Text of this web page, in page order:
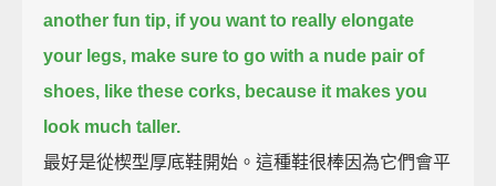
another fun tip, if you want to really elongate
your legs, make sure to go with a nude pair of
shoes, like these corks, because it makes you
look much taller.
最好是從楔型厚底鞋開始。這種鞋很棒因為它們會平